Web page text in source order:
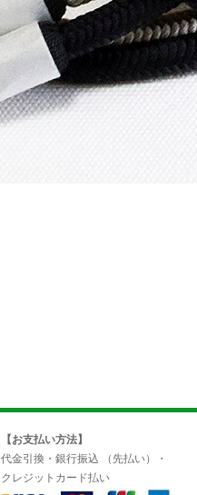
【お支払い方法】
代金引換・銀行振込 （先払い）・
クレジットカード払い